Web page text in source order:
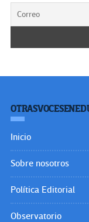
Inicio
Sobre nosotros
Política Editorial
Observatorio